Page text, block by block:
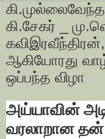
கி.சேகர் _
ஆகியோரது
ஒப்பந்த விழா
அய்யாவின்
வரலாறான தன்